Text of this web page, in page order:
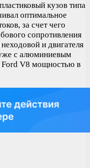
кузов типа
оптимальное
за счет чего
сопротивления
и двигателя
с алюминиевым
Ford V8 мощностью в